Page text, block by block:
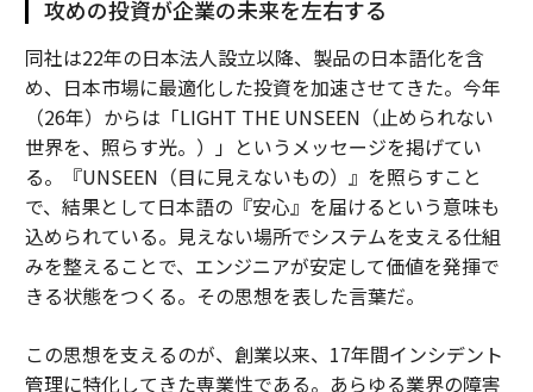
攻めの投資が企業の未来を左右する
同社は22年の日本法人設立以降、製品の日本語化を含
め、日本市場に最適化した投資を加速させてきた。今年
（26年）からは「LIGHT THE UNSEEN（止められない
世界を、照らす光。）」というメッセージを掲げてい
る。『UNSEEN（目に見えないもの）』を照らすこと
で、結果として日本語の『安心』を届けるという意味も
込められている。見えない場所でシステムを支える仕組
みを整えることで、エンジニアが安定して価値を発揮で
きる状態をつくる。その思想を表した言葉だ。
この思想を支えるのが、創業以来、17年間インシデント
管理に特化してきた専業性である。あらゆる業界の障害